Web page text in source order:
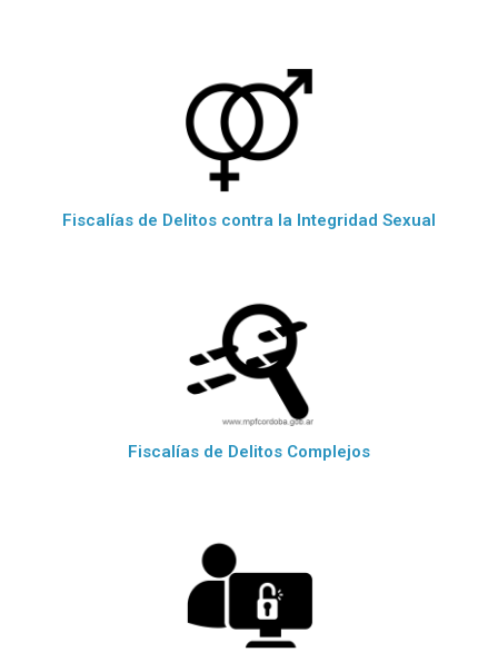
Fiscalías de Delitos contra la Integridad Sexual
Fiscalías de Delitos Complejos